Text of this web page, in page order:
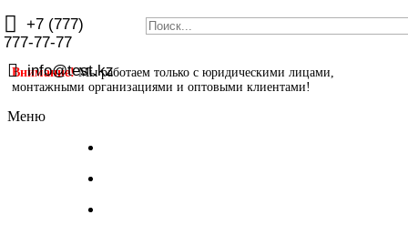
+7 (777)
777-77-77
info@test.kz
Внимание!Мы работаем только с юридическими лицами,
монтажными организациями и оптовыми клиентами!
Меню